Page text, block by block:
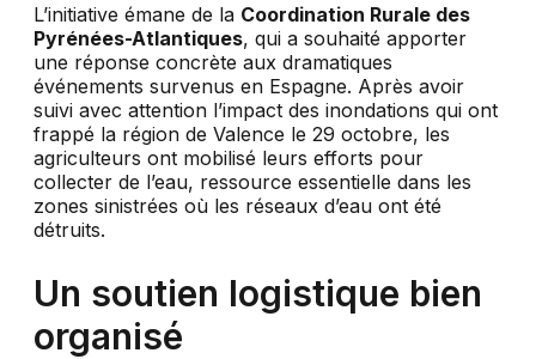
L’initiative émane de la Coordination Rurale des
Pyrénées-Atlantiques, qui a souhaité apporter
une réponse concrète aux dramatiques
événements survenus en Espagne. Après avoir
suivi avec attention l’impact des inondations qui ont
frappé la région de Valence le 29 octobre, les
agriculteurs ont mobilisé leurs efforts pour
collecter de l’eau, ressource essentielle dans les
zones sinistrées où les réseaux d’eau ont été
détruits.
Un soutien logistique bien
organisé